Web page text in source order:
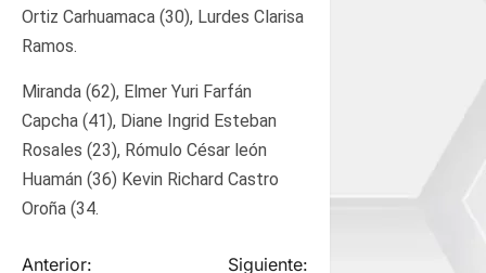
Ortiz Carhuamaca (30), Lurdes Clarisa
Ramos.
Miranda (62), Elmer Yuri Farfán
Capcha (41), Diane Ingrid Esteban
Rosales (23), Rómulo César león
Huamán (36) Kevin Richard Castro
Oroña (34.
Anterior:
Siguiente: